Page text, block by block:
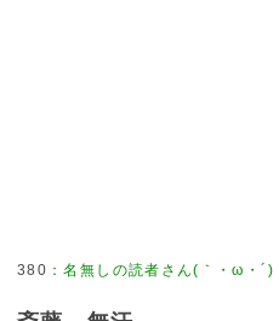
380 ：名無しの読者さん(｀・ω・´)